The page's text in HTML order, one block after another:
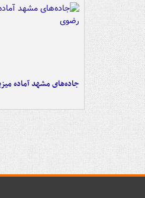
جاده‌های مشهد آماده